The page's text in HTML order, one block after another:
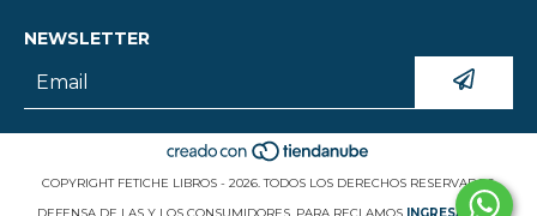
NEWSLETTER
COPYRIGHT FETICHE LIBROS - 2026. TODOS LOS DERECHOS RESERVADOS.
DEFENSA DE LAS Y LOS CONSUMIDORES. PARA RECLAMOS INGRESÁ ACÁ.